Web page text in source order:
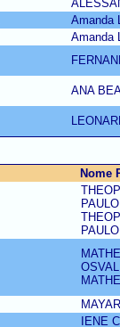
Amanda
Amanda
ANA
Nome
IENE